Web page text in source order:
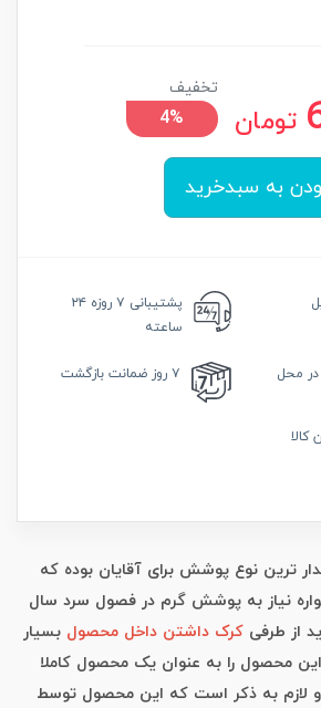
تومان
تخفیف
4%
به سبدخرید
پشتیبانی
۷ روزه ۲۴
ساعته
محل ۷ روز ضمانت بازگشت
کالا
ترین نوع پوشش برای آقایان بوده که
نیاز به پوشش گرم در فصول سرد سال
از طرفی کرک داشتن داخل محصول بسیار
محصول را به عنوان یک محصول کاملا
و لازم به ذکر است که این محصول توسط